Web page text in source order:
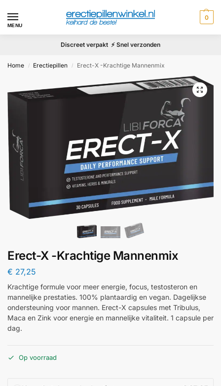
MENU
0
Discreet verpakt ⚡ Snel verzonden
Home / Erectiepillen / Erect-X -Krachtige Mannenmix
Erect-X -Krachtige Mannenmix
€ 27,25
Krachtige formule voor meer energie, focus, testosteron en
mannelijke prestaties. 100% plantaardig en vegan. Dagelijkse
ondersteuning voor mannen. Erect-X capsules met Tribulus,
Maca en Zink voor energie en mannelijke vitaliteit. 1 capsule per
dag.
Op voorraad